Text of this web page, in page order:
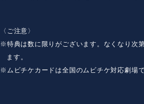
〈ご注意〉
※特典は数に限りがございます。なくなり次
ます。
※ムビチケカードは全国のムビチケ対応劇場